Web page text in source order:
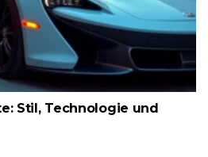
Stil, Technologie und